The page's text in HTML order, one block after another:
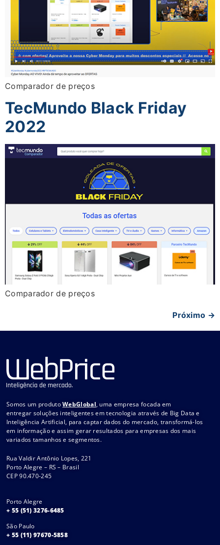
Comparador de preços
TecMundo Black Friday
2022
Comparador de preços
Próximo →
Somos um produtoWebGlobal, uma empresa focada em
entregar soluções inteligentes em tecnologia através de Big Data e
Inteligência Artificial, para captar dados do mercado, transformá-los
em informação e assim gerar resultados para empresas dos mais
variados tamanhos e segmentos.
Rua Valdir Antônio Lopes, 221
Porto Alegre – RS – Brasil
CEP 90.470-245
Porto Alegre
+ 55 (51) 3276-6485
São Paulo
+ 55 (11) 97670-5858